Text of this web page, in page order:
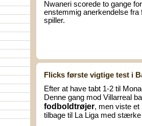
Nwaneri scorede to gange
enstemmig anerkendelse fra
spiller.
Flicks første vigtige test i
Efter at have tabt 1-2 til
Denne gang mod Villarreal
fodboldtrøjer, men viste et
tilbage til La Liga med